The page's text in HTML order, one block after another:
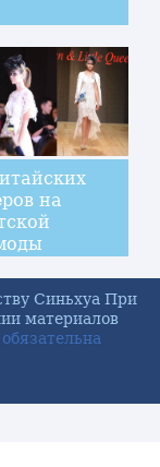
на
Синьхуа При
материалов